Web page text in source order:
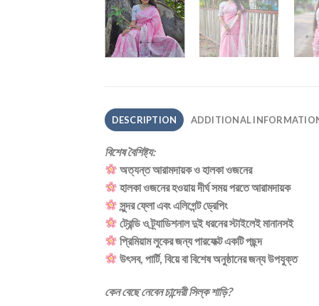
DESCRIPTION ADDITIONAL
বিশেষ বৈশিষ্ট্য:
অত্যন্ত আরামদায়ক ও হালকা ওজনের
হালকা ওজনের হওয়ায় দীর্ঘ সময় পরতে আরামদায়ক
সুন্দর ফ্লো এবং এলিগেন্ট ড্রেপিং
ট্রেন্ডি ও ট্র্যাডিশনাল দুই ধরনের স্টাইলেই মানানসই
প্রিমিয়াম লুকের জন্য পারফেক্ট একটি পছন্দ
উৎসব, পার্টি, বিয়ে বা বিশেষ অনুষ্ঠানের জন্য উপযুক্ত
কেন বেছে নেবেন চান্দেরী সিল্ক শাড়ি?